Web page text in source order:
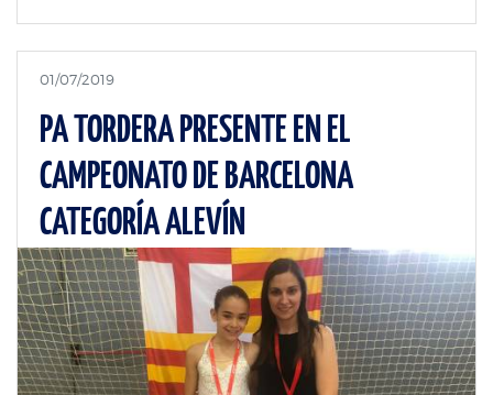
01/07/2019
PA TORDERA PRESENTE EN EL
CAMPEONATO DE BARCELONA
CATEGORÍA ALEVÍN